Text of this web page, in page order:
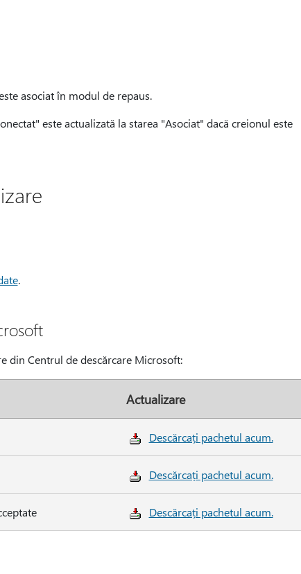
asociat în modul de repaus.
este actualizată la starea "Asociat" dacă creionul este
.
din Centrul de descărcare Microsoft:
Actualizare
Descărcați pachetul acum.
Descărcați pachetul acum.
Descărcați pachetul acum.